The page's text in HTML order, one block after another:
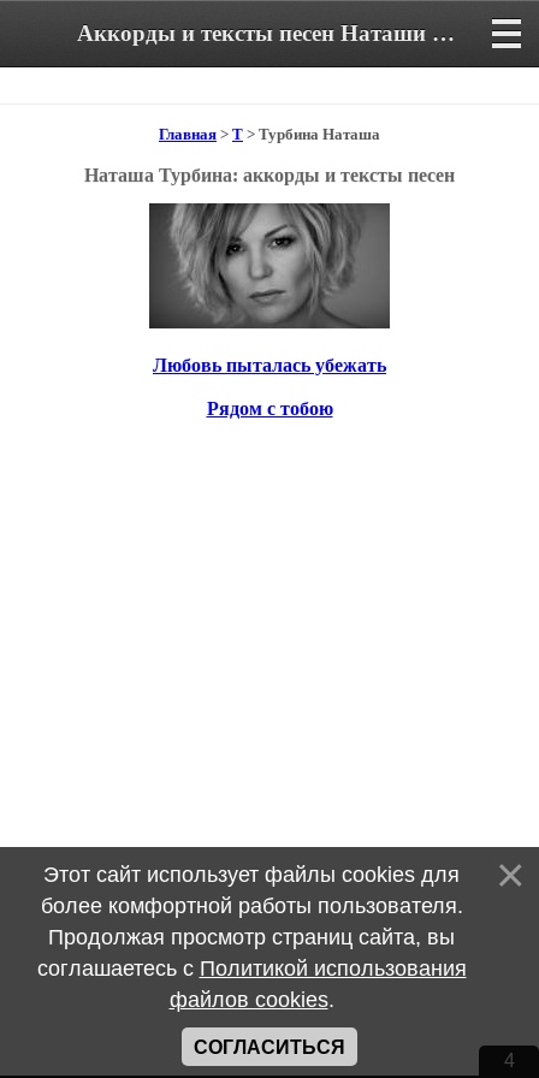
Аккорды и тексты песен Наташи Турбиной
Главная > Т > Турбина Наташа
Наташа Турбина: аккорды и тексты песен
Любовь пыталась убежать
Рядом с тобою
Этот сайт использует файлы cookies для
более комфортной работы пользователя.
Продолжая просмотр страниц сайта, вы
соглашаетесь с Политикой использования
файлов cookies.
СОГЛАСИТЬСЯ
4